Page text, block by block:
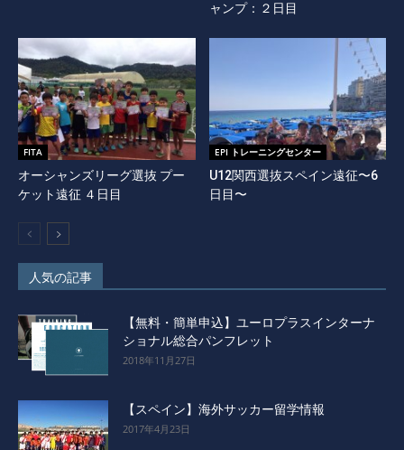
ャンプ：２日目
FITA
オーシャンズリーグ選抜 プー
ケット遠征 ４日目
EPI トレーニングセンター
U12関西選抜スペイン遠征〜6
日目〜
人気の記事
【無料・簡単申込】ユーロプラスインターナ
ショナル総合パンフレット
2018年11月27日
【スペイン】海外サッカー留学情報
2017年4月23日